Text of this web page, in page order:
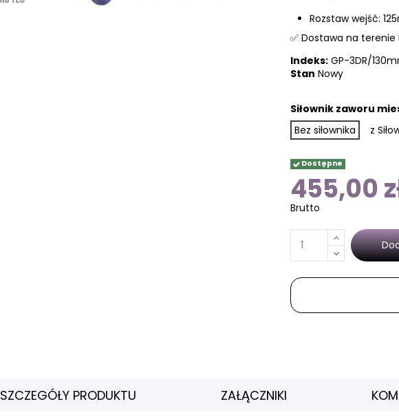
Rozstaw wejść:
✅ Dostawa na
Indeks: GP-3DR/
Stan Nowy
Siłownik zaworu
Bez siłownika
z
Dostępne
455,00
Brutto
SZCZEGÓŁY PRODUKTU ZAŁĄCZNIKI